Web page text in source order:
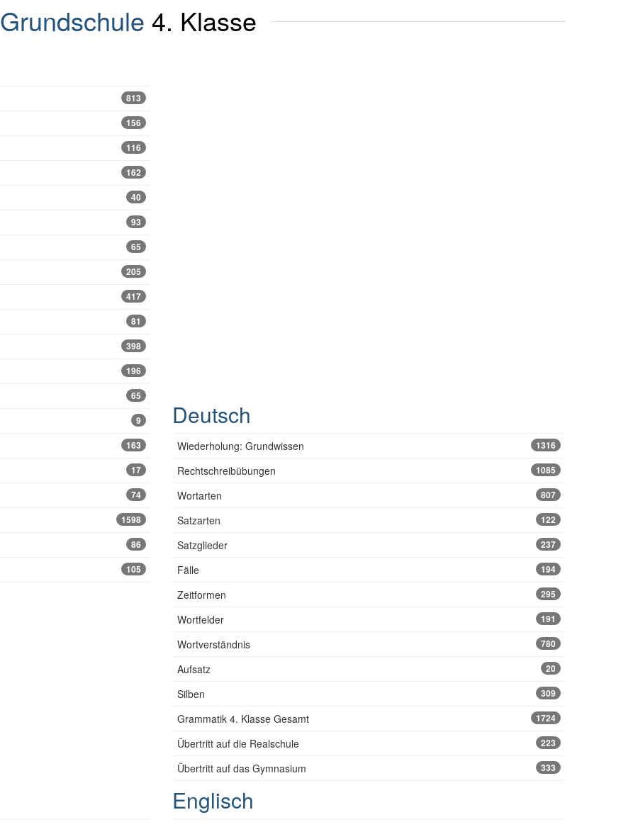
Grundschule 4. Klasse
813
156
116
162
40
93
65
205
417
81
398
196
65
9
163
17
74
1598
86
105
Deutsch
Wiederholung: Grundwissen 1316
Rechtschreibübungen 1085
Wortarten 807
Satzarten 122
Satzglieder 237
Fälle 194
Zeitformen 295
Wortfelder 191
Wortverständnis 780
Aufsatz 20
Silben 309
Grammatik 4. Klasse Gesamt 1724
Übertritt auf die Realschule 223
Übertritt auf das Gymnasium 333
Englisch